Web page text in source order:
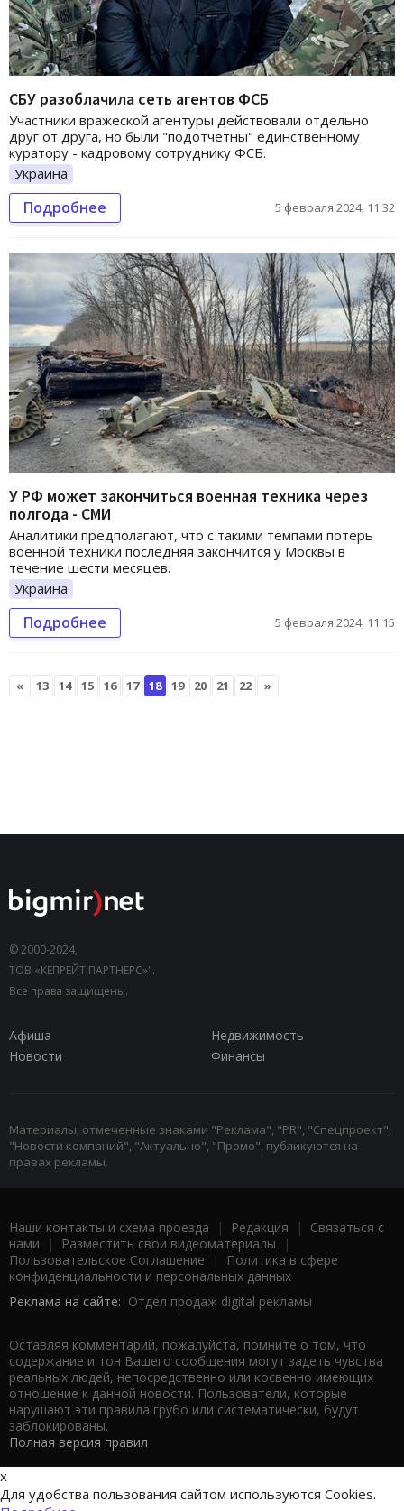
СБУ разоблачила сеть агентов ФСБ
Участники вражеской агентуры действовали отдельно
друг от друга, но были "подотчетны" единственному
куратору - кадровому сотруднику ФСБ.
Украина
Подробнее 5 февраля 2024, 11:32
У РФ может закончиться военная техника через
полгода - СМИ
Аналитики предполагают, что с такими темпами потерь
военной техники последняя закончится у Москвы в
течение шести месяцев.
Украина
Подробнее 5 февраля 2024, 11:15
« 13 14 15 16 17 18 19 20 21 22 »
© 2000-2024,
ТОВ «КЕПРЕЙТ ПАРТНЕРС»".
Все права защищены.
Афиша
Недвижимость
Новости
Финансы
Материалы, отмеченные знаками "Реклама", "PR", "Спецпроект",
"Новости компаний", "Актуально", "Промо", публикуются на
правах рекламы.
Наши контакты и схема проезда | Редакция | Связаться с
нами | Разместить свои видеоматериалы |
Пользовательское Соглашение |
Политика в сфере
конфиденциальности и персональных данных
Реклама на сайте: Отдел продаж digital рекламы
Оставляя комментарий, пожалуйста, помните о том, что
содержание и тон Вашего сообщения могут задеть чувства
реальных людей, непосредственно или косвенно имеющих
отношение к данной новости. Пользователи, которые
нарушают эти правила грубо или систематически, будут
заблокированы.
Полная версия правил
x
Для удобства пользования сайтом используются Cookies.